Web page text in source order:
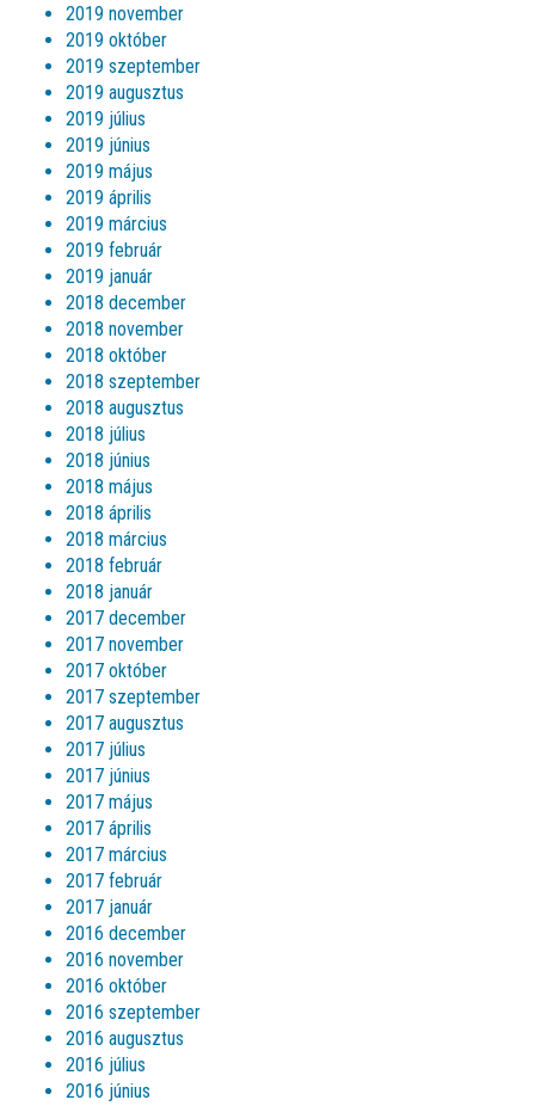
2019 november
2019 október
2019 szeptember
2019 augusztus
2019 július
2019 június
2019 május
2019 április
2019 március
2019 február
2019 január
2018 december
2018 november
2018 október
2018 szeptember
2018 augusztus
2018 július
2018 június
2018 május
2018 április
2018 március
2018 február
2018 január
2017 december
2017 november
2017 október
2017 szeptember
2017 augusztus
2017 július
2017 június
2017 május
2017 április
2017 március
2017 február
2017 január
2016 december
2016 november
2016 október
2016 szeptember
2016 augusztus
2016 július
2016 június